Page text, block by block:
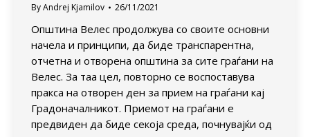
ByAndrej Kjamilov 26/11/2021
Општина Велес продолжува со своите основни
начела и принципи, да биде транспарентна,
отчетна и отворена општина за сите граѓани на
Велес. За таа цел, повторно се воспоставува
пракса на отворен ден за прием на граѓани кај
Градоначалникот. Приемот на граѓани е
предвиден да биде секоја среда, почнувајќи од